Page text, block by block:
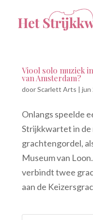
Viool solo muziek
van Amsterdam?
doorScarlett Arts | jun
Onlangs speelde
Strijkkwartet in de
grachtengordel,
Museum van
verbindt twee
aan de